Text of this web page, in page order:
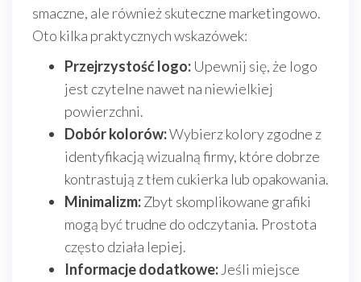
smaczne, ale również skuteczne marketingowo.
Oto kilka praktycznych wskazówek:
Przejrzystość logo: Upewnij się, że logo
jest czytelne nawet na niewielkiej
powierzchni.
Dobór kolorów:Wybierz kolory zgodne z
identyfikacją wizualną firmy, które dobrze
kontrastują z tłem cukierka lub opakowania.
Minimalizm:Zbyt skomplikowane grafiki
mogą być trudne do odczytania. Prostota
często działa lepiej.
Informacje dodatkowe: Jeśli miejsce